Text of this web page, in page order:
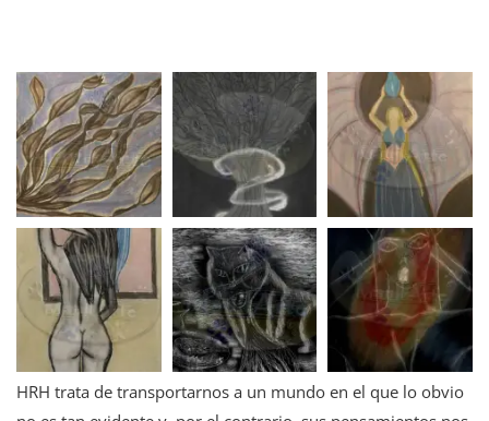
HRH trata de transportarnos a un mundo en el que lo obvio